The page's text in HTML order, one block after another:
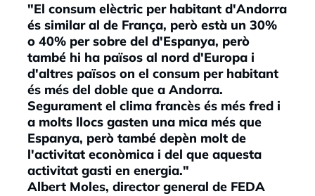
"El consum elèctric per habitant d'Andorra
és similar al de França, però està un 30%
o 40% per sobre del d'Espanya, però
també hi ha països al nord d'Europa i
d'altres països on el consum per habitant
és més del doble que a Andorra.
Segurament el clima francès és més fred i
a molts llocs gasten una mica més que
Espanya, però també depèn molt de
l'activitat econòmica i del que aquesta
activitat gasti en energia."
Albert Moles, director general de FEDA